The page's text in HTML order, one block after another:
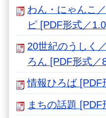
わん・にゃんこ
ピ [PDF形式／
20世紀のうしく
ろん [PDF形式／
情報ひろば [PDF
まちの話題